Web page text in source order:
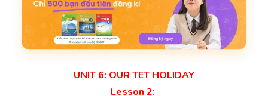
UNIT 6: OUR TET HOLIDAY
Lesson 2: